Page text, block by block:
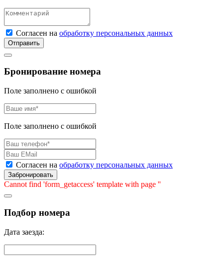
Согласен на обработку персональных данных
Отправить
Бронирование номера
Поле заполнено с ошибкой
Поле заполнено с ошибкой
Согласен на обработку персональных данных
Забронировать
Cannot find 'form_getaccess' template with page ''
Подбор номера
Дата заезда: